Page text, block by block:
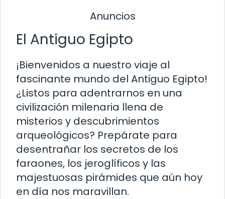
Anuncios
El Antiguo Egipto
¡Bienvenidos a nuestro viaje al
fascinante mundo del Antiguo Egipto!
¿Listos para adentrarnos en una
civilización milenaria llena de
misterios y descubrimientos
arqueológicos? Prepárate para
desentrañar los secretos de los
faraones, los jeroglíficos y las
majestuosas pirámides que aún hoy
en día nos maravillan.